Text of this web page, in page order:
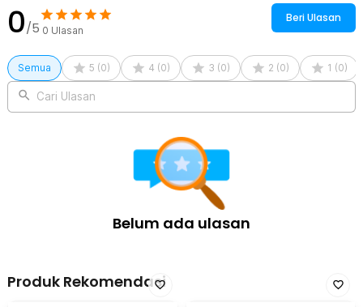
0/5 0 Ulasan
Beri Ulasan
Semua 5 (0) 4 (0) 3 (0) 2 (0) 1 (0)
Cari Ulasan
Belum ada ulasan
Produk Rekomendasi